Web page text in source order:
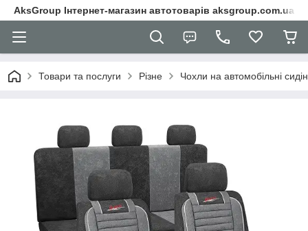
AksGroup Інтернет-магазин автотоварів aksgroup.com.ua
Товари та послуги Різне Чохли на автомобільні